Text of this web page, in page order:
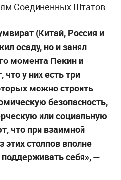
Соединённых Штатов.
(Китай, Россия и
осаду, но и занял
момента Пекин и
у них есть три
можно строить
безопасность,
или социальную
что при взаимной
столпов вполне
себя», —